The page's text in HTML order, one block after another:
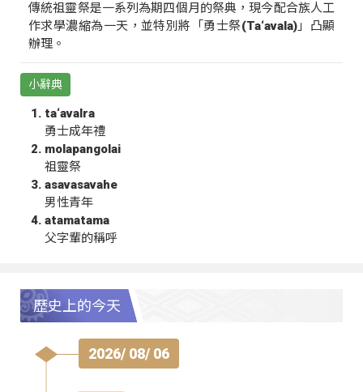
傳統祖靈祭是一系列為期四個月的祭典，現今配合族人工
作求學濃縮為一天，並特別將「勇士祭(Ta‘avala)」凸顯
辦理。
小辭典
ta‘avalra
勇士成年禮
molapangolai
祖靈祭
asavasavahe
男性青年
atamatama
父字輩的稱呼
歷史上的今天
2026/ 08/ 06